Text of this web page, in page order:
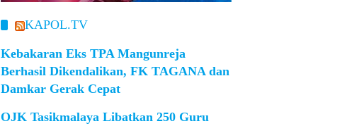
KAPOL.TV
Kebakaran Eks TPA Mangunreja
Berhasil Dikendalikan, FK TAGANA dan
Damkar Gerak Cepat
OJK Tasikmalaya Libatkan 250 Guru